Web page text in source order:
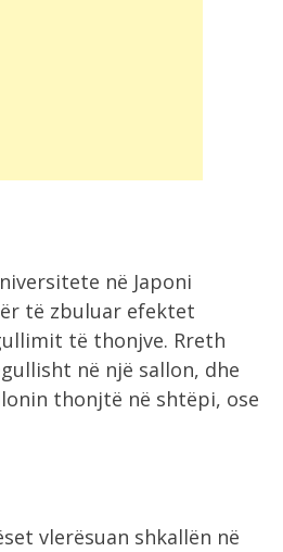
në Japoni
të zbuluar efektet
të thonjve. Rreth
në një sallon, dhe
thonjtë në shtëpi, ose
vlerësuan shkallën në